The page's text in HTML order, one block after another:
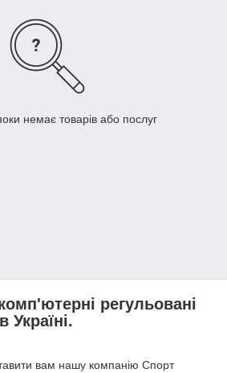
немає товарів або послуг
регульовані
Україні.
вам нашу компанію Спорт